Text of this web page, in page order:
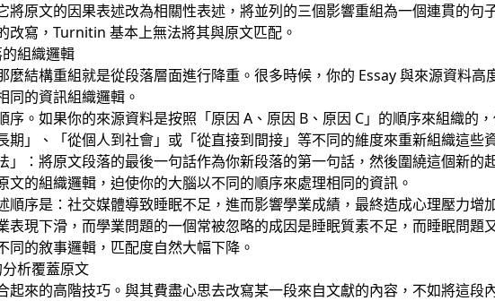
將原文的因果表述改為相關性表述，將並列的三個影響重組為一個連貫的句
改寫，Turnitin 基本上無法將其與原文匹配。
組織邏輯
麼結構重組就是從段落層面進行降重。很多時候，你的 Essay 與來源資料高
同的資訊組織邏輯。
。如果你的來源資料是按照「原因 A、原因 B、原因 C」的順序來組織的
」、「從個人到社會」或「從直接到間接」等不同的維度來重新組織這些
」：將原文段落的最後一句話作為你新段落的第一句話，然後圍繞這個新的
文的組織邏輯，迫使你的大腦以不同的順序來處理相同的資訊。
順序是：社交媒體導致睡眠不足，進而影響學業成績，最終造成心理壓力增
表現下滑，而學業問題的一個常被忽略的成因是睡眠質素不足，而睡眠問題
的敘事邏輯，匹配度自然大幅下降。
析覆蓋原文
起來的高階技巧。與其費盡心思去改寫某一段來自文獻的內容，不如將這段